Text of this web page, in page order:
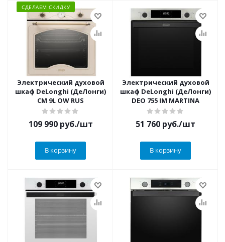
СДЕЛАЕМ СКИДКУ
Электрический духовой
шкаф DeLonghi (ДеЛонги)
CM 9L OW RUS
109 990руб./шт
В корзину
Электрический духовой
шкаф DeLonghi (ДеЛонги)
DEO 755 IM MARTINA
51 760 руб./шт
В корзину